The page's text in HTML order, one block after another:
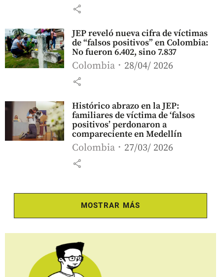
share
JEP reveló nueva cifra de víctimas
de “falsos positivos” en Colombia:
No fueron 6.402, sino 7.837
Colombia 28/04/ 2026
share
Histórico abrazo en la JEP:
familiares de víctima de ‘falsos
positivos’ perdonaron a
compareciente en Medellín
Colombia 27/03/ 2026
share
MOSTRAR MÁS